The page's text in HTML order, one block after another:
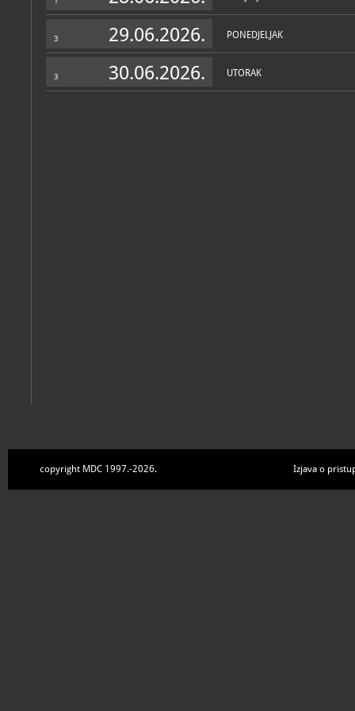
3 29.06.2026. PONEDJELJAK
3 30.06.2026. UTORAK
Katalog knjižnice(202)
Antun Mateš: Poetske suptilnosti grada : Muzej Prigorja, 14.
copyright MDC 1997.-2026. Izjava o